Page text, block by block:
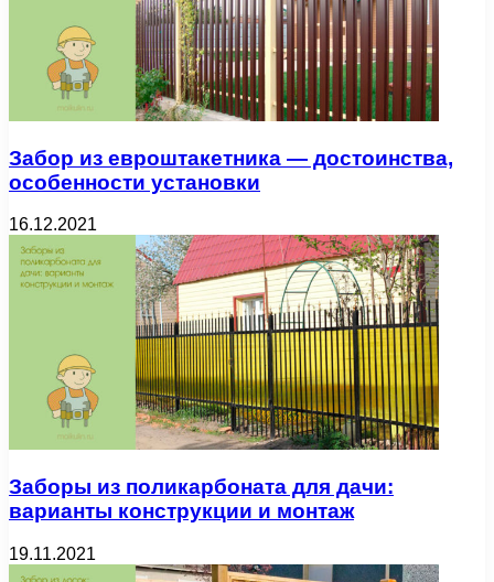
Забор из евроштакетника — достоинства,
особенности установки
16.12.2021
Заборы из поликарбоната для дачи:
варианты конструкции и монтаж
19.11.2021